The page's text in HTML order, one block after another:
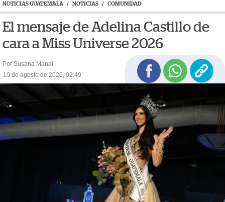
NOTICIAS GUATEMALA / NOTICIAS / COMUNIDAD
El mensaje de Adelina Castillo de
cara a Miss Universe 2026
Por Susana Manai
10 de agosto de 2026, 02:49